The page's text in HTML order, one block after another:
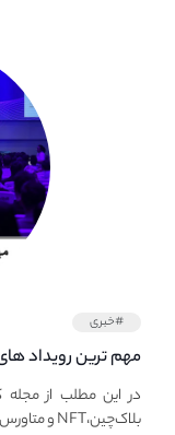
#خبری
معرفی بهترین
در این مطلب از مجله
بلاک‌چین،NFT و متاورس را معرفی می‌کنیم.